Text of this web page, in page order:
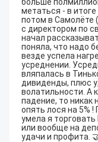
метаться - в
потом в Самолёте
с директором по
начал
поняла, что надо
везде успела
усреднении.
вляпалась в
дивиденды, плюс
волатильности. А
падение, то никак
опять лося на 5%
умела я
или вообще на
удачи и профита.